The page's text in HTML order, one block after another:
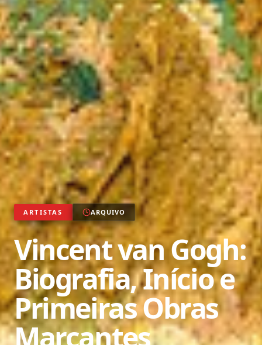
ARTISTAS ARQUIVO
Vincent van Gogh:
Biografia, Início e
Primeiras Obras
Marcantes